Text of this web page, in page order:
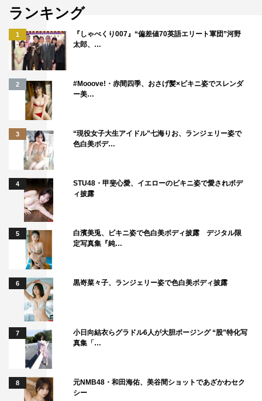
ランキング
1
『しゃべくり007』“偏差値70英語エリート軍団”河野
太郎、…
2
#Mooove!・赤間四季、おさげ髪×ビキニ姿でスレンダ
ー美…
3
“現役女子大生アイドル”七海りお、ランジェリー姿で
色白美ボデ…
4
STU48・甲斐心愛、イエローのビキニ姿で愛されボデ
ィ披露
5
白濱美兎、ビキニ姿で色白美ボディ披露 デジタル限
定写真集『純…
6 黒嵜菜々子、ランジェリー姿で色白美ボディ披露
7
小日向結衣らグラドル6人が大胆ポージング “股”特化写
真集「…
8
元NMB48・和田海佑、美谷間ショットであざかわセク
シー